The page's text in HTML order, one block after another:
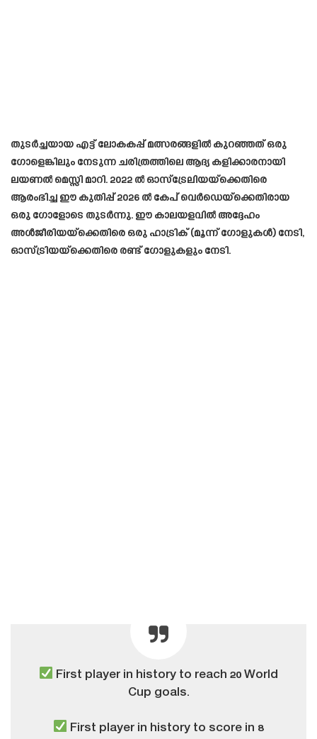
തുടർച്ചയായ എട്ട് ലോകകപ്പ് മത്സരങ്ങളിൽ കുറഞ്ഞത് ഒരു
ഗോളെങ്കിലും നേടുന്ന ചരിത്രത്തിലെ ആദ്യ കളിക്കാരനായി
ലയണൽ മെസ്സി മാറി. 2022 ൽ ഓസ്ട്രേലിയയ്ക്കെതിരെ
ആരംഭിച്ച ഈ കുതിപ്പ് 2026 ൽ കേപ് വെർഡെയ്ക്കെതിരായ
ഒരു ഗോളോടെ തുടർന്നു. ഈ കാലയളവിൽ അദ്ദേഹം
അൾജീരിയയ്ക്കെതിരെ ഒരു ഹാട്രിക് (മൂന്ന് ഗോളുകൾ) നേടി,
ഓസ്ട്രിയയ്ക്കെതിരെ രണ്ട് ഗോളുകളും നേടി.
First player in history to reach 20 World
Cup goals.
First player in history to score in 8